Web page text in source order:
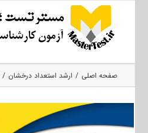
صفحه اصلی ارشد استعداد درخشان